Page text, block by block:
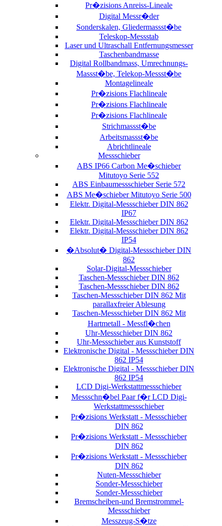
Pr�zisions Anreiss-Lineale
Digital Messr�der
Sonderskalen, Gliedermassst�be
Teleskop-Messstab
Laser und Ultraschall Entfernungsmesser
Taschenbandmasse
Digital Rollbandmass, Umrechnungs-
Massst�be, Telekop-Messst�be
Montagelineale
Pr�zisions Flachlineale
Pr�zisions Flachlineale
Pr�zisions Flachlineale
Strichmassst�be
Arbeitsmassst�be
Abrichtlineale
Messschieber
ABS IP66 Carbon Me�schieber
Mitutoyo Serie 552
ABS Einbaumessschieber Serie 572
ABS Me�schieber Mitutoyo Serie 500
Elektr. Digital-Messschieber DIN 862
IP67
Elektr. Digital-Messschieber DIN 862
Elektr. Digital-Messschieber DIN 862
IP54
�Absolut� Digital-Messschieber DIN
862
Solar-Digital-Messschieber
Taschen-Messschieber DIN 862
Taschen-Messschieber DIN 862
Taschen-Messschieber DIN 862 Mit
parallaxfreier Ablesung
Taschen-Messschieber DIN 862 Mit
Hartmetall - Messfl�chen
Uhr-Messschieber DIN 862
Uhr-Messschieber aus Kunststoff
Elektronische Digital - Messschieber DIN
862 IP54
Elektronische Digital - Messschieber DIN
862 IP54
LCD Digi-Werkstattmessschieber
Messschn�bel Paar f�r LCD Digi-
Werkstattmessschieber
Pr�zisions Werkstatt - Messschieber
DIN 862
Pr�zisions Werkstatt - Messschieber
DIN 862
Pr�zisions Werkstatt - Messschieber
DIN 862
Nuten-Messschieber
Sonder-Messschieber
Sonder-Messschieber
Bremscheiben-und Bremstrommel-
Messschieber
Messzeug-S�tze